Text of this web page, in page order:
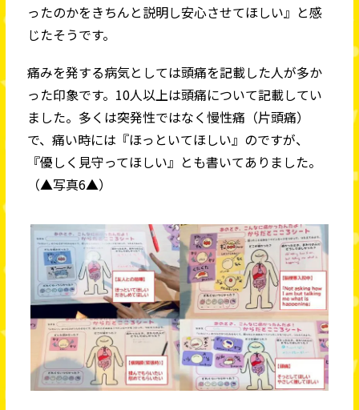
ったのかをきちんと説明し安心させてほしい』と感
じたそうです。
痛みを発する病気としては頭痛を記載した人が多か
った印象です。10人以上は頭痛について記載してい
ました。多くは突発性ではなく慢性痛（片頭痛）
で、痛い時には『ほっといてほしい』のですが、
『優しく見守ってほしい』とも書いてありました。
（▲写真6▲）